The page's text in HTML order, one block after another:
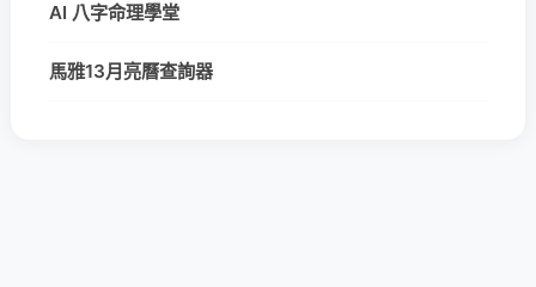
AI 八字命理學堂
馬雅13月亮曆查詢器